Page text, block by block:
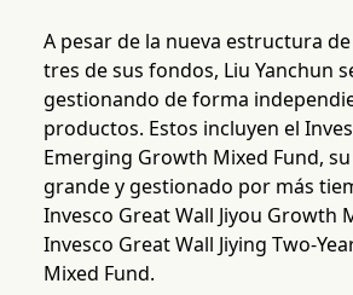
A pesar de la nueva estructura
tres de sus fondos, Liu Yanchun
gestionando de forma
productos. Estos incluyen el
Emerging Growth Mixed Fund,
grande y gestionado por más
Invesco Great Wall Jiyou Growth
Invesco Great Wall Jiying Two-
Mixed Fund.